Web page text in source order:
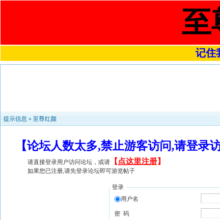
至
记住
提示信息 » 至尊红颜
【论坛人数太多,禁止游客访问,请登
请直接登录用户访问论坛，或请 【 点这里注册】
如果您已注册,请先登录论坛即可游览帖子
登录
用户名
密 码